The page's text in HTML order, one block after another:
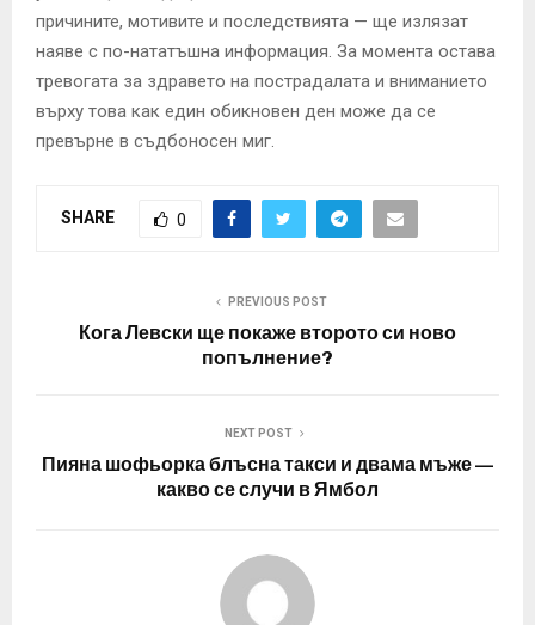
причините, мотивите и последствията — ще излязат
наяве с по-нататъшна информация. За момента остава
тревогата за здравето на пострадалата и вниманието
върху това как един обикновен ден може да се
превърне в съдбоносен миг.
SHARE 0
PREVIOUS POST
Кога Левски ще покаже второто си ново
попълнение?
NEXT POST
Пияна шофьорка блъсна такси и двама мъже —
какво се случи в Ямбол